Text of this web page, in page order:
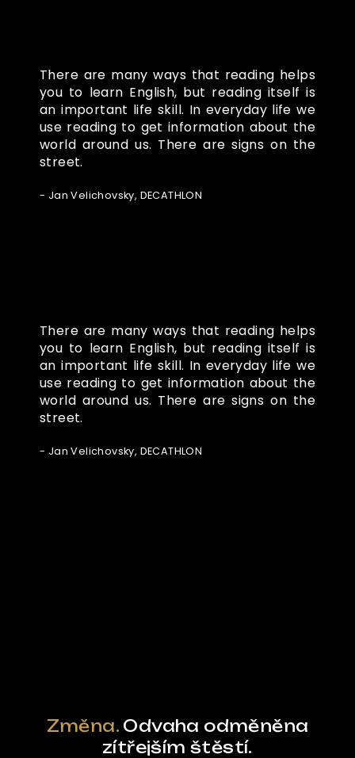
There are many ways that reading helps
you to learn English, but reading itself is
an important life skill. In everyday life we
use reading to get information about the
world around us. There are signs on the
street.
- Jan Velichovsky, DECATHLON
There are many ways that reading helps
you to learn English, but reading itself is
an important life skill. In everyday life we
use reading to get information about the
world around us. There are signs on the
street.
- Jan Velichovsky, DECATHLON
Změna. Odvaha odměněna
zítřejším štěstí.